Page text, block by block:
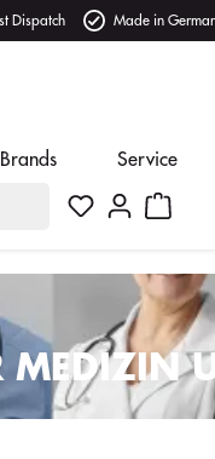
Dispatch Made in
Brands Service
MEDIZIN